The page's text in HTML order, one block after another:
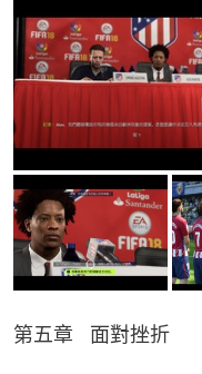
第五章   面對挫折